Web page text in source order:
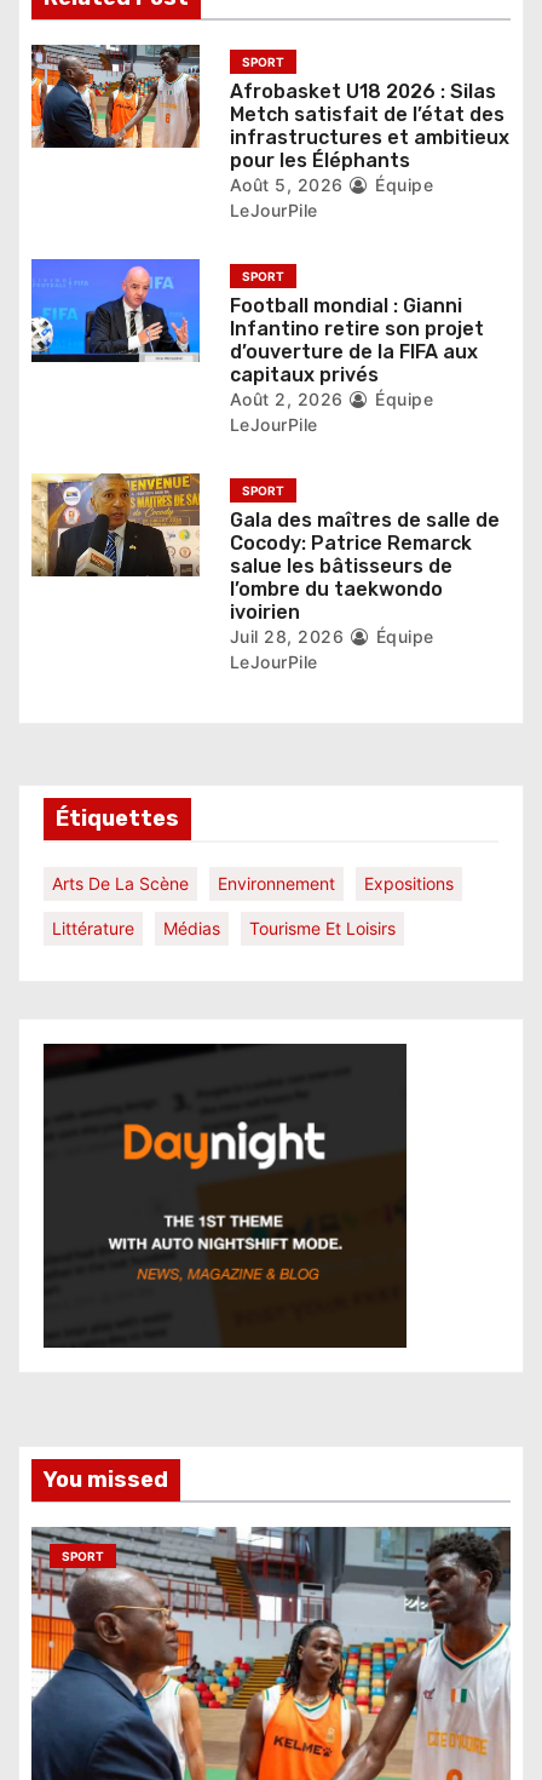
e
l
’
a
i
c
SPORT
Afrobasket U18 2026 : Silas
Metch satisfait de l’état des
infrastructures et ambitieux
pour les Éléphants
Août 5, 2026
Équipe
LeJourPile
SPORT
Football mondial : Gianni
Infantino retire son projet
d’ouverture de la FIFA aux
capitaux privés
Août 2, 2026
Équipe
LeJourPile
SPORT
Gala des maîtres de salle de
Cocody: Patrice Remarck
salue les bâtisseurs de
l’ombre du taekwondo
ivoirien
Juil 28, 2026
Équipe
LeJourPile
Étiquettes
Arts De La Scène Environnement Expositions
Littérature Médias Tourisme Et Loisirs
You missed
SPORT